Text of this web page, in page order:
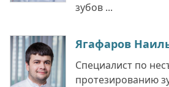
зубов ...
Ягафаров
Специалист по
протезированию